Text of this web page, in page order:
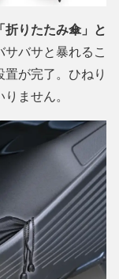
「折りたたみ傘」と
サバサと暴れるこ
が完了。ひねり
ません。